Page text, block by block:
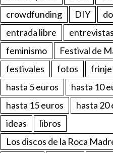
crowdfunding
DIY
entrada libre
entrevistas
feminismo
Festival de
festivales
fotos frinje
hasta 5 euros
hasta 10
hasta 15 euros
hasta 20
ideas
libros
Los discos de la Roca